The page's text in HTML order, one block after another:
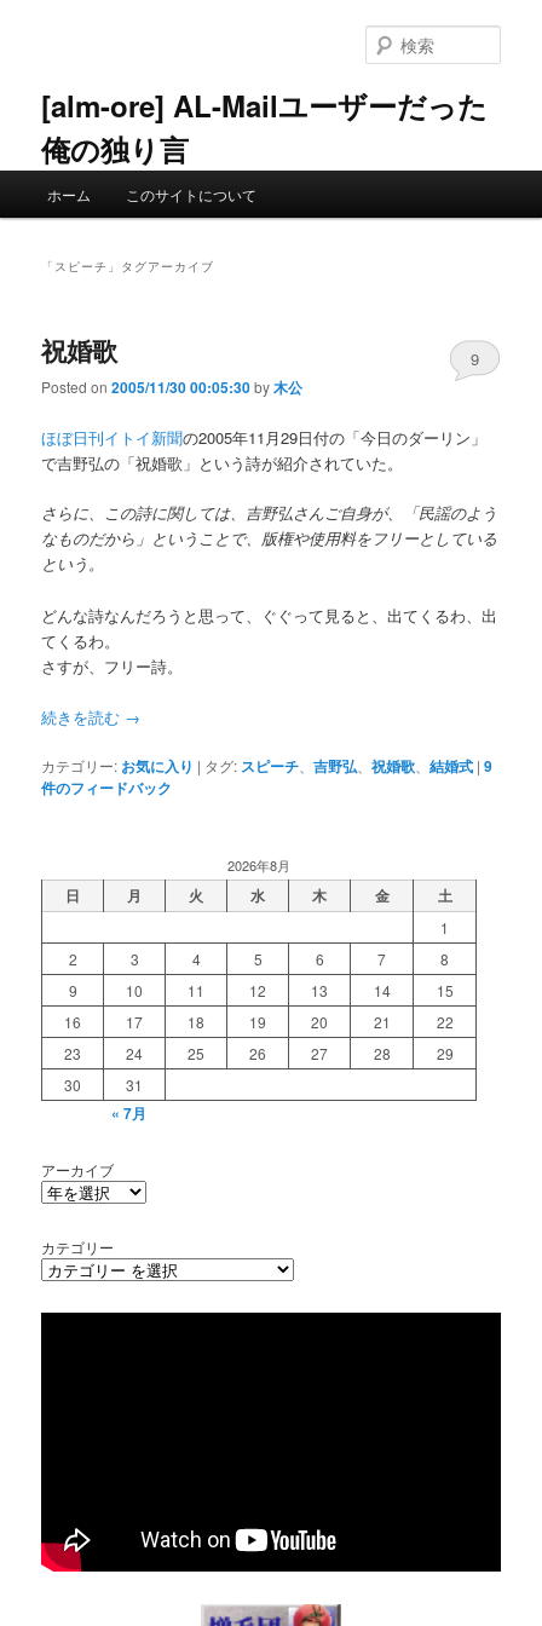
ン
へ
ツ
移
[alm-ore] AL-Mailユーザーだった
俺の独り言
索
ホーム このサイトについて
「 スピーチ 」タグアーカイブ
祝婚歌
Posted on2005/11/30 00:05:30by木公
9
ほぼ日刊イトイ新聞の2005年11月29日付の「今日のダーリン」
で吉野弘の「祝婚歌」という詩が紹介されていた。
さらに、この詩に関しては、吉野弘さんご自身が、「民謡のよう
なものだから」ということで、版権や使用料をフリーとしている
という。
どんな詩なんだろうと思って、ぐぐって見ると、出てくるわ、出
てくるわ。
さすが、フリー詩。
続きを読む →
カテゴリー: お気に入り | タグ: スピーチ 、吉野弘 、祝婚歌 、結婚式 |9
件のフィードバック
2026年8月
日 月 火 水 木 金 土
1
2
3 4 5 6 7
8
9
10 11 12 13 14
15
16
17 18 19 20 21
22
23
24 25 26 27 28
29
30
31
« 7月
アーカイブ
カテゴリー